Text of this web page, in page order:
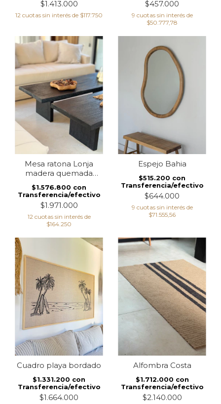
$1.413.000
12 cuotas sin interés de $117.750
$457.000
9 cuotas sin interés de
$50.777,78
Mesa ratona Lonja
madera quemada
(doble espesor en
tapa)
$1.971.000
$1.576.800 con
Transferencia/efectivo
12 cuotas sin interés de
$164.250
Espejo Bahia
$644.000
$515.200 con
Transferencia/efectivo
9 cuotas sin interés de
$71.555,56
Cuadro playa bordado
$1.664.000
$1.331.200 con
Transferencia/efectivo
Alfombra Costa
$2.140.000
$1.712.000 con
Transferencia/efectivo